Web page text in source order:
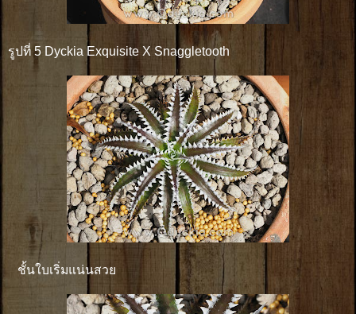
รูปที่ 5 Dyckia Exquisite X Snaggletooth
ชั้นใบเริ่มแน่นสวย